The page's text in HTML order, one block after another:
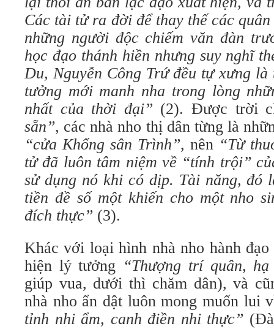
Các tài tử ra đời để thay thế các
những người độc chiếm văn đàn
học đạo thánh hiền nhưng suy nghĩ
Du, Nguyễn Công Trứ đều tự xưng
tưởng mới manh nha trong lòng
nhất của thời đại” (2). Được trời
sẵn”, các nhà nho thị dân từng là
“cửa Khổng sân Trình”, nên “Từ
tử đã luôn tâm niệm về “tính trội”
sử dụng nó khi có dịp. Tài năng, đó
tiền đề số một khiến cho một nho
đích thực” (3).
Khác với loại hình nhà nho hành
hiện lý tưởng “Thượng trí quân,
giúp vua, dưới thì chăm dân), và
nhà nho ẩn dật luôn mong muốn lui
tỉnh nhi ẩm, canh điền nhi thực”